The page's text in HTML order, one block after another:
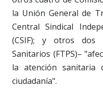
la Unión General de
Central Sindical
(CSIF); y otros dos
Sanitarios (FTPS)–
la atención
ciudadanía".